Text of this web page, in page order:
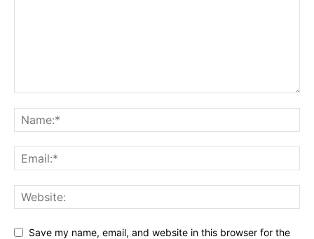
Save my name, email, and website in this browser for the